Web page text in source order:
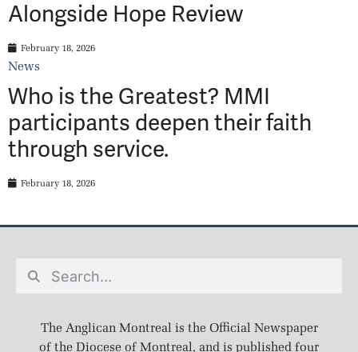
Alongside Hope Review
February 18, 2026
News
Who is the Greatest? MMI
participants deepen their faith
through service.
February 18, 2026
The Anglican Montreal is the Official Newspaper
of the Diocese of Montreal, and is published four